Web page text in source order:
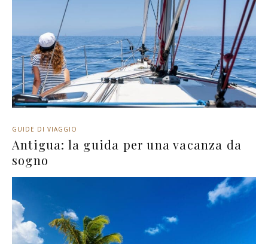
GUIDE DI VIAGGIO
Antigua: la guida per una vacanza da
sogno